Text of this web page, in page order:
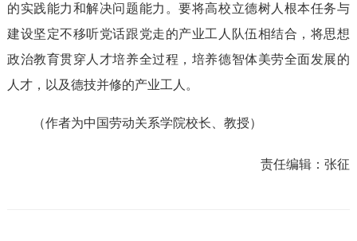
的实践能力和解决问题能力。要将高校立德树人根本任务与
建设坚定不移听党话跟党走的产业工人队伍相结合，将思想
政治教育贯穿人才培养全过程，培养德智体美劳全面发展的
人才，以及德技并修的产业工人。
（作者为中国劳动关系学院校长、教授）
责任编辑：张征